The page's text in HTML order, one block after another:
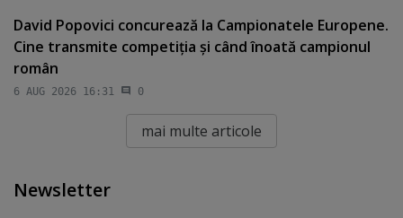
David Popovici concurează la Campionatele Europene.
Cine transmite competiţia şi când înoată campionul
român
6 AUG 2026 16:31 0
mai multe articole
Newsletter